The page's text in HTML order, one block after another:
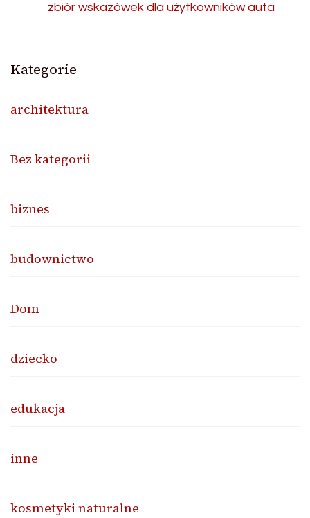
zbiór wskazówek dla użytkowników auta
Kategorie
architektura
Bez kategorii
biznes
budownictwo
Dom
dziecko
edukacja
inne
kosmetyki naturalne